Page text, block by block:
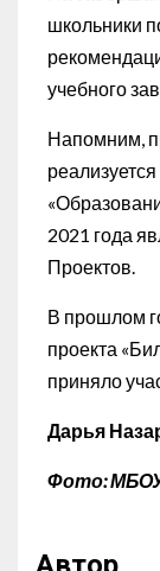
школьники
учебного
Напомним,
2021 года
Проектов.
В прошлом
проекта
приняло
Дарья
Фото: